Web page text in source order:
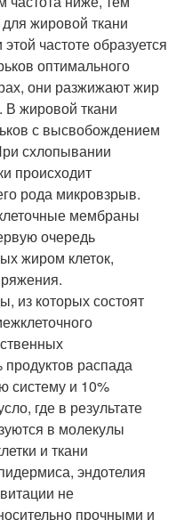
жировой ткани
частоте образуется
оптимального
они разжижают жир
В жировой ткани
с высвобождением
схлопывании
происходит
рода микровзрыв.
мембраны
очередь
жиром клеток,
из которых состоят
распада
систему и 10%
где в результате
в молекулы
и ткани
эндотелия
не
прочными и